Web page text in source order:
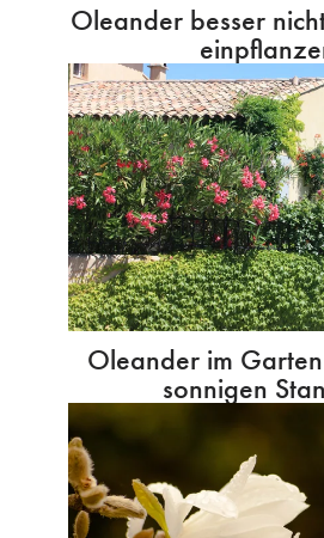
Oleander besser
Oleander im
sonnigen